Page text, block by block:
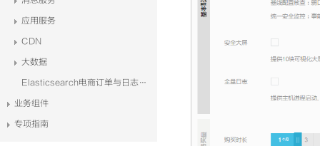
应用服务
CDN
大数据
Elasticsearch电商订单与日志系统解决方案
业务组件
专项指南